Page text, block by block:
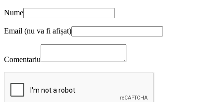
Nume
Email (nu va fi afișat)
Comentariu